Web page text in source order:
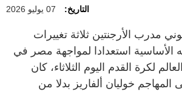
التاريخ: 07 يوليو 2026
مدرب الأرجنتين ‌ثلاثة ​تغييرات
الأساسية استعدادا لمواجهة مصر في
العالم لكرة القدم اليوم الثلاثاء، كان
المهاجم خوليان ⁠ألفاريز بدلا من